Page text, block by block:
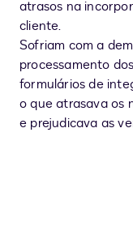
atrasos na
cliente.
Sofriam com a
processamento dos
formulários de
o que atrasava os
e prejudicava as